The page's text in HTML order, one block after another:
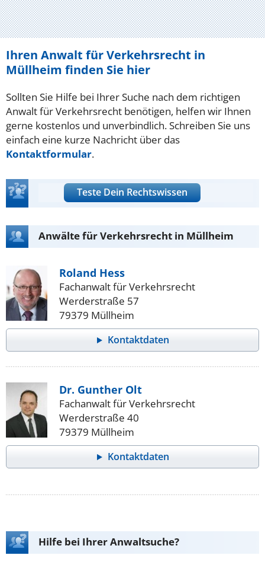
Ihren Anwalt für Verkehrsrecht in
Müllheim finden Sie hier
Sollten Sie Hilfe bei Ihrer Suche nach dem richtigen
Anwalt für Verkehrsrecht benötigen, helfen wir Ihnen
gerne kostenlos und unverbindlich. Schreiben Sie uns
einfach eine kurze Nachricht über das
Kontaktformular.
Teste Dein Rechtswissen
Anwälte für Verkehrsrecht in Müllheim
Roland Hess
Fachanwalt für Verkehrsrecht
Werderstraße 57
79379 Müllheim
Kontaktdaten
Dr. Gunther Olt
Fachanwalt für Verkehrsrecht
Werderstraße 40
79379 Müllheim
Kontaktdaten
Hilfe bei Ihrer Anwaltsuche?